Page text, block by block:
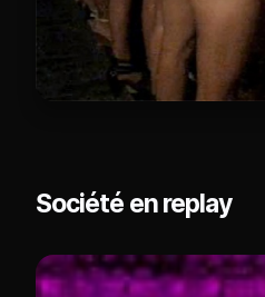
Société en replay